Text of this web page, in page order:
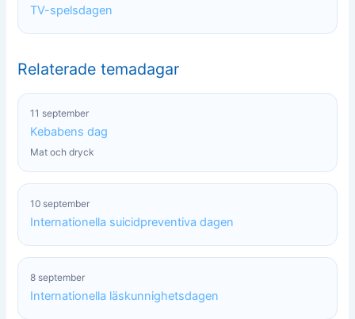
TV-spelsdagen
Relaterade temadagar
11 september
Kebabens dag
Mat och dryck
10 september
Internationella suicidpreventiva dagen
8 september
Internationella läskunnighetsdagen